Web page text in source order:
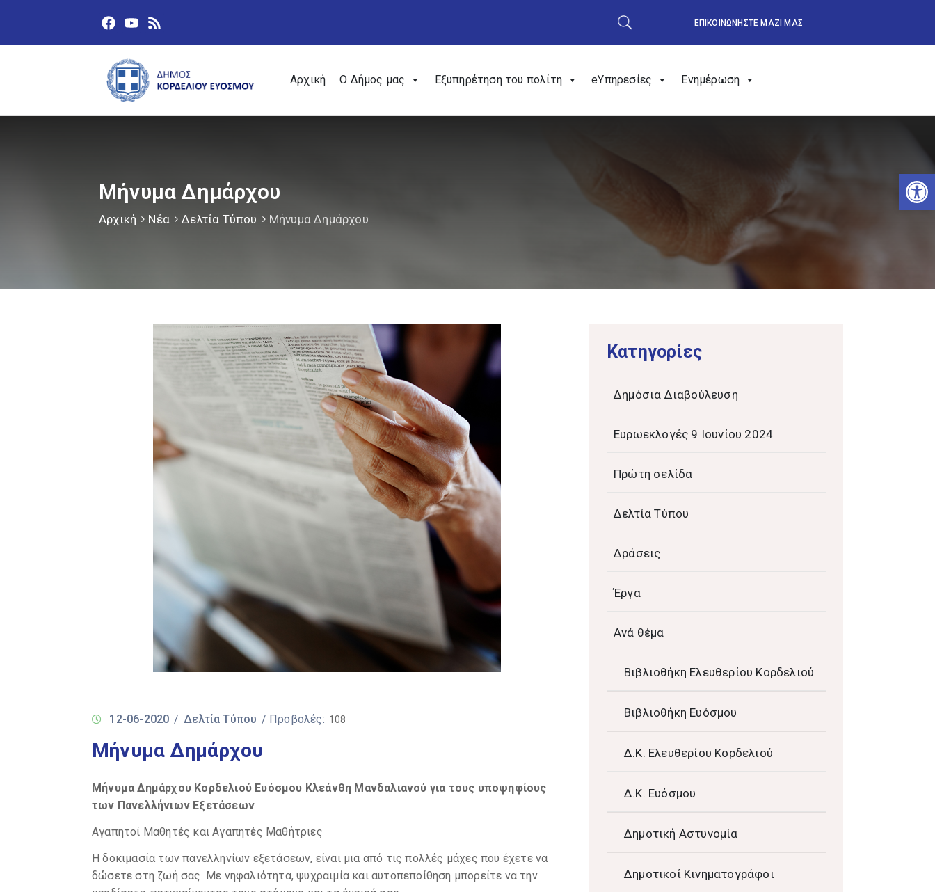
ΕΠΙΚΟΙΝΩΝΗΣΤΕ ΜΑΖΙ ΜΑΣ
Αρχική Ο Δήμος μας Εξυπηρέτηση του πολίτη eΥπηρεσίες Ενημέρωση
Mήνυμα Δημάρχου
Αρχική Νέα Δελτία Τύπου Mήνυμα Δημάρχου
12-06-2020 / Δελτία Τύπου / Προβολές: 108
Mήνυμα Δημάρχου
Μήνυμα Δημάρχου Κορδελιού Ευόσμου Κλεάνθη Μανδαλιανού για τους υποψηφίους
των Πανελλήνιων Εξετάσεων
Αγαπητοί Μαθητές και Αγαπητές Μαθήτριες
Η δοκιμασία των πανελληνίων εξετάσεων, είναι μια από τις πολλές μάχες που έχετε να
δώσετε στη ζωή σας. Με νηφαλιότητα, ψυχραιμία και αυτοπεποίθηση μπορείτε να την
Kατηγορίες
Δημόσια Διαβούλευση
Ευρωεκλογές 9 Ιουνίου 2024
Πρώτη σελίδα
Δελτία Τύπου
Δράσεις
Έργα
Ανά θέμα
Βιβλιοθήκη Ελευθερίου Κορδελιού
Βιβλιοθήκη Ευόσμου
Δ.Κ. Ελευθερίου Κορδελιού
Δ.Κ. Ευόσμου
Δημοτική Αστυνομία
Δημοτικοί Κινηματογράφοι